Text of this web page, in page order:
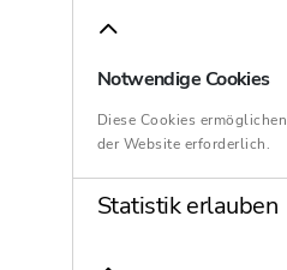
Notwendige Cookies
Diese Cookies
der Website erforderlich.
Statistik erlauben